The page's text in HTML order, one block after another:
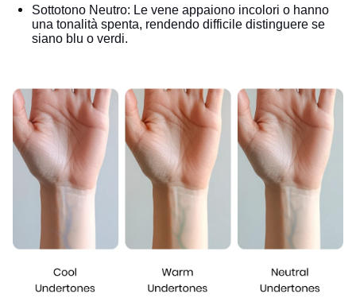
Sottotono Neutro: Le vene appaiono incolori o hanno
una tonalità spenta, rendendo difficile distinguere se
siano blu o verdi.